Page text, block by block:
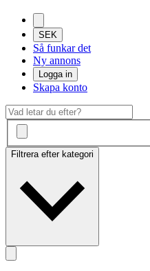
SEK
Så funkar det
Ny annons
Logga in
Skapa konto
Filtrera efter kategori